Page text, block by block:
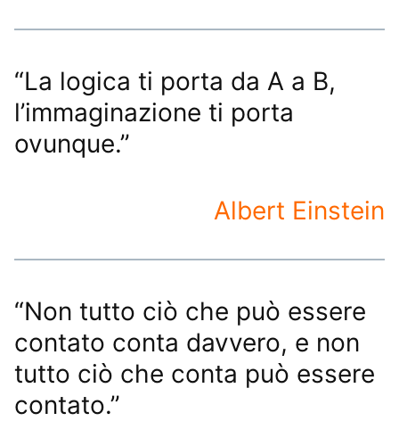
“La logica ti porta da A a B,
l’immaginazione ti porta
ovunque.”
Albert Einstein
“Non tutto ciò che può essere
contato conta davvero, e non
tutto ciò che conta può essere
contato.”